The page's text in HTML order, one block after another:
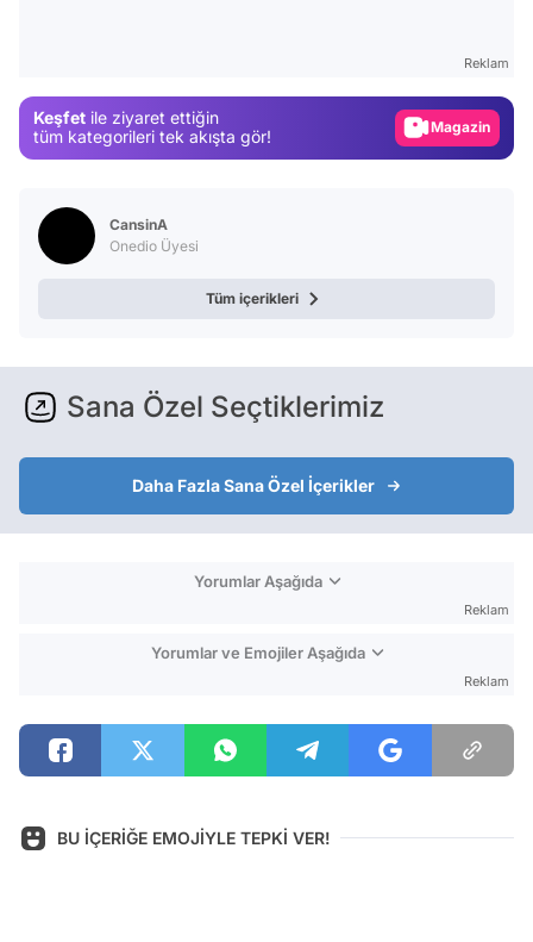
Reklam
Keşfet ile ziyaret ettiğin
tüm kategorileri tek akışta gör!
Magazin
Video
CansinA
Onedio Üyesi
Tüm içerikleri
Sana Özel Seçtiklerimiz
Daha Fazla Sana Özel İçerikler
Yorumlar Aşağıda
Reklam
Yorumlar ve Emojiler Aşağıda
Reklam
BU İÇERİĞE EMOJİYLE TEPKİ VER!